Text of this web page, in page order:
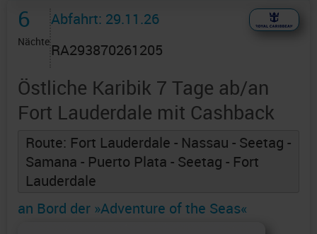
6
Nächte
Abfahrt: 29.11.26
RA293870261205
Östliche Karibik 7 Tage ab/an
Fort Lauderdale mit Cashback
Route: Fort Lauderdale - Nassau - Seetag -
Samana - Puerto Plata - Seetag - Fort
Lauderdale
an Bord der »Adventure of the Seas«